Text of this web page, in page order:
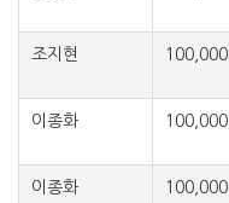
조지현 100,000
이종화 100,000
이종화 100,000